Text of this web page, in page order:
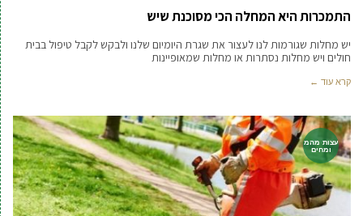
התמכרות היא המחלה הכי מסוכנת שיש
יש מחלות שגורמות לנו לעצור את שגרת היומיום שלנו ולבקש לקבל טיפול בבית
חולים ויש מחלות נסתרות או מחלות שמאופיינות
קרא עוד ←
עצות מהמ
ומחים